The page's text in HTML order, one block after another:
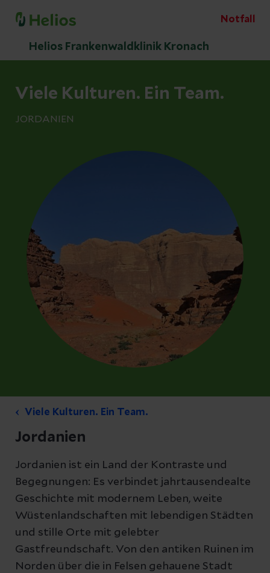
Notfall
Helios Frankenwaldklinik Kronach
Viele Kulturen. Ein Team.
JORDANIEN
Viele Kulturen. Ein Team.
Jordanien
Jordanien ist ein Land der Kontraste und
Begegnungen: Es verbindet jahrtausendealte
Geschichte mit modernem Leben, weite
Wüstenlandschaften mit lebendigen Städten
und stille Orte mit gelebter
Gastfreundschaft. Von den antiken Ruinen im
Norden über die in Felsen gehauene Stadt